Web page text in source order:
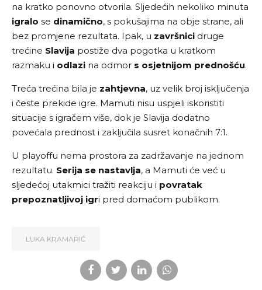
na kratko ponovno otvorila. Sljedećih nekoliko minuta
igralo se dinamično, s pokušajima na obje strane, ali
bez promjene rezultata. Ipak, u završnici druge
trećine Slavija postiže dva pogotka u kratkom
razmaku i odlazi na odmor s osjetnijom prednošću.
Treća trećina bila je zahtjevna, uz velik broj isključenja
i česte prekide igre. Mamuti nisu uspjeli iskoristiti
situacije s igračem više, dok je Slavija dodatno
povećala prednost i zaključila susret konačnih 7:1.
U playoffu nema prostora za zadržavanje na jednom
rezultatu. Serija se nastavlja, a Mamuti će već u
sljedećoj utakmici tražiti reakciju i povratak
prepoznatljivoj igri pred domaćom publikom.
LUKA KRAMARIĆ